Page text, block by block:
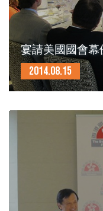
宴請美國國會幕
2014.08.15